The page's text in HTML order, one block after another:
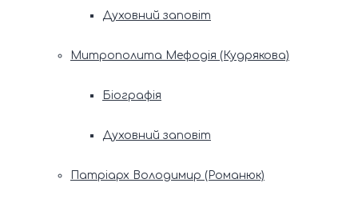
Духовний заповіт
Митрополита Мефодія (Кудрякова)
Біографія
Духовний заповіт
Патріарх Володимир (Романюк)